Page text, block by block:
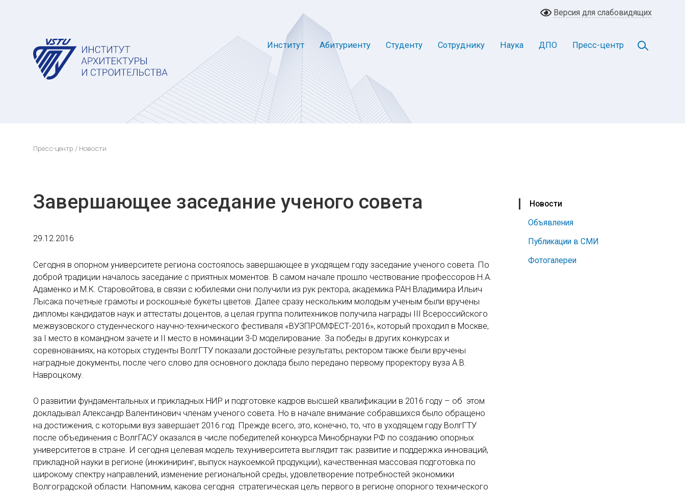
Версия для слабовидящих
Институт Абитуриенту Студенту Сотруднику Наука ДПО Пресс-центр
Пресс-центр / Новости
Новости
Объявления
Публикации в СМИ
Фотогалереи
Завершающее заседание ученого совета
29.12.2016
Сегодня в опорном университете региона состоялось завершающее в уходящем году заседание ученого совета. По
доброй традиции началось заседание с приятных моментов. В самом начале прошло чествование профессоров Н.А.
Адаменко и М.К. Старовойтова, в связи с юбилеями они получили из рук ректора, академика РАН Владимира Ильич
Лысака почетные грамоты и роскошные букеты цветов. Далее сразу нескольким молодым ученым были вручены
дипломы кандидатов наук и аттестаты доцентов, а целая группа политехников получила награды III Всероссийского
межвузовского студенческого научно-технического фестиваля «ВУЗПРОМФЕСТ-2016», который проходил в Москве,
за I место в командном зачете и II место в номинации 3-D моделирование. За победы в других конкурсах и
соревнованиях, на которых студенты ВолгГТУ показали достойные результаты, ректором также были вручены
наградные документы, после чего слово для основного доклада было передано первому проректору вуза А.В.
Навроцкому.
О развитии фундаментальных и прикладных НИР и подготовке кадров высшей квалификации в 2016 году – об этом
докладывал Александр Валентинович членам ученого совета. Но в начале внимание собравшихся было обращено
на достижения, с которыми вуз завершает 2016 год. Прежде всего, это, конечно, то, что в уходящем году ВолгГТУ
после объединения с ВолгГАСУ оказался в числе победителей конкурса Минобрнауки РФ по созданию опорных
университетов в стране. И сегодня целевая модель техуниверситета выглядит так: развитие и поддержка инноваций,
прикладной науки в регионе (инжиниринг, выпуск наукоемкой продукции), качественная массовая подготовка по
широкому спектру направлений, изменение региональной среды, удовлетворение потребностей экономики
Волгоградской области. Напомним, какова сегодня стратегическая цель первого в регионе опорного технического